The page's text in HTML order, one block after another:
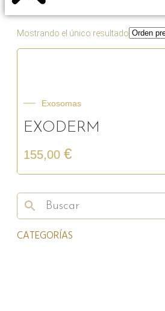
CATEGORÍAS
Mostrando el único resultado
Exosomas
EXODERM
155,00 €